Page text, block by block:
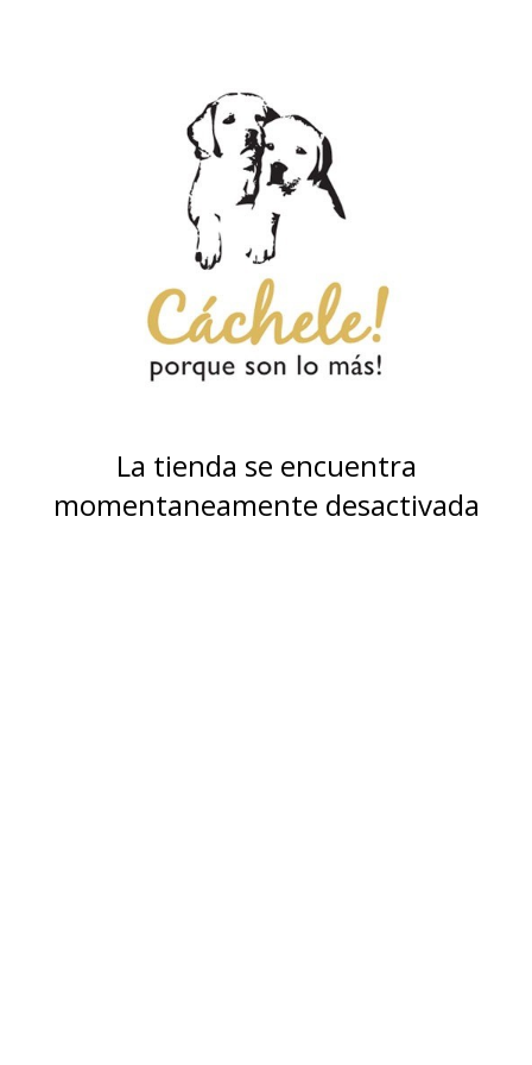
La tienda se encuentra
momentaneamente desactivada